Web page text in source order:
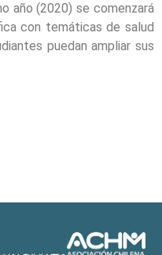
año (2020) se comenzará
con temáticas de salud
puedan ampliar sus